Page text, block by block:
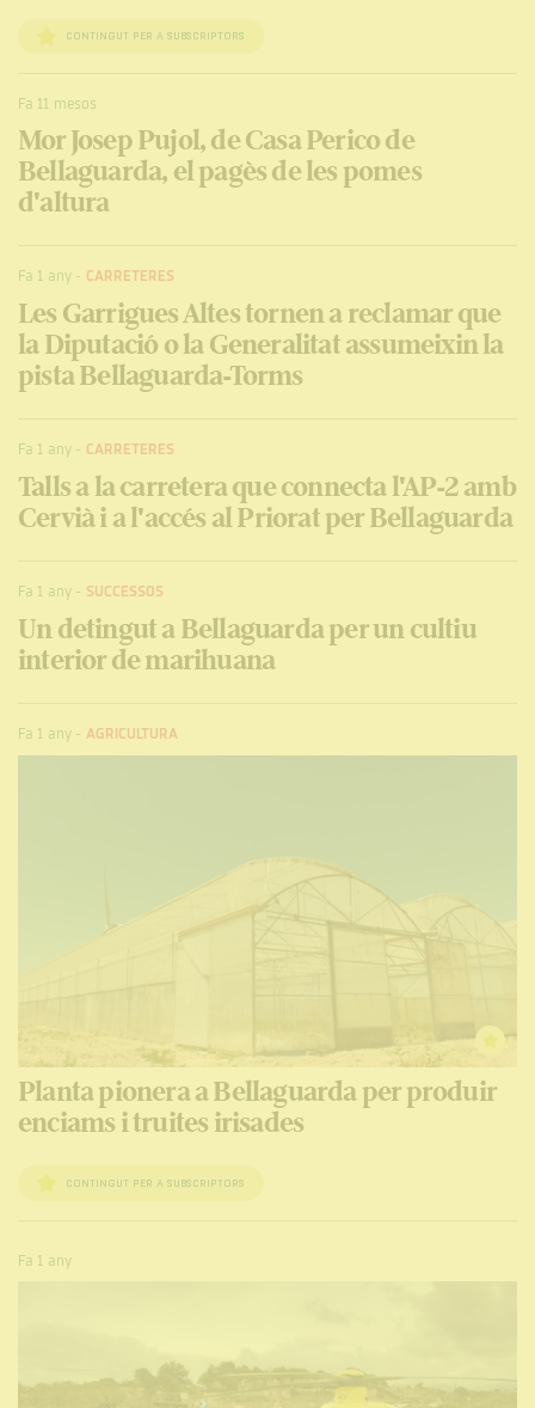
CONTINGUT PER A SUBSCRIPTORS
Fa 11 mesos
Mor Josep Pujol, de Casa Perico de
Bellaguarda, el pagès de les pomes
d'altura
Fa 1 any- CARRETERES
Les Garrigues Altes tornen a reclamar que
la Diputació o la Generalitat assumeixin la
pista Bellaguarda-Torms
Fa 1 any- CARRETERES
Talls a la carretera que connecta l'AP-2 amb
Cervià i a l'accés al Priorat per Bellaguarda
Fa 1 any- SUCCESSOS
Un detingut a Bellaguarda per un cultiu
interior de marihuana
Fa 1 any-AGRICULTURA
Planta pionera a Bellaguarda per produir
enciams i truites irisades
CONTINGUT PER A SUBSCRIPTORS
Fa 1 any